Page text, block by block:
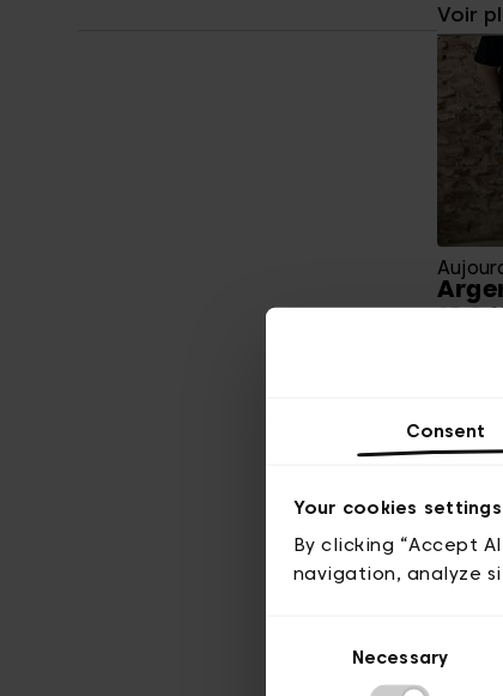
Consent
Your cookies settings
By clicking “Accept
navigation, analyze
Necessary
Voir
25 €
18 €